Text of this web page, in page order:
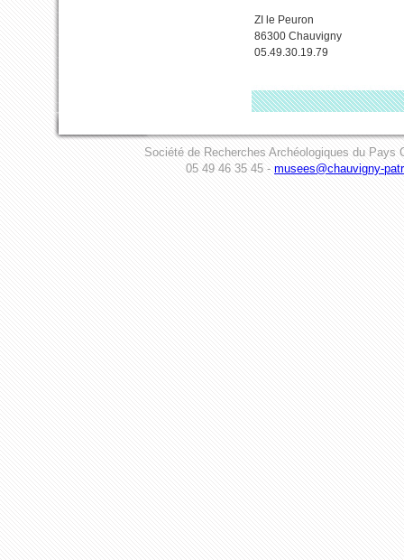
ZI le Peuron
86300 Chauvigny
05.49.30.19.79
Société de Recherches Archéologiques du Pays
05 49 46 35 45 - musees@chauvigny-